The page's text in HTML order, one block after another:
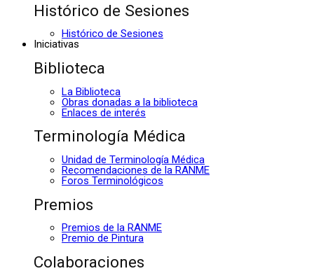
Histórico de Sesiones
Histórico de Sesiones
Iniciativas
Biblioteca
La Biblioteca
Obras donadas a la biblioteca
Enlaces de interés
Terminología Médica
Unidad de Terminología Médica
Recomendaciones de la RANME
Foros Terminológicos
Premios
Premios de la RANME
Premio de Pintura
Colaboraciones